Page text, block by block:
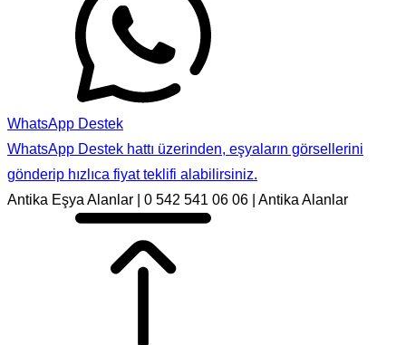
WhatsApp Destek
WhatsApp Destek hattı üzerinden, eşyaların görsellerini
gönderip hızlıca fiyat teklifi alabilirsiniz.
Antika Eşya Alanlar | 0 542 541 06 06 | Antika Alanlar